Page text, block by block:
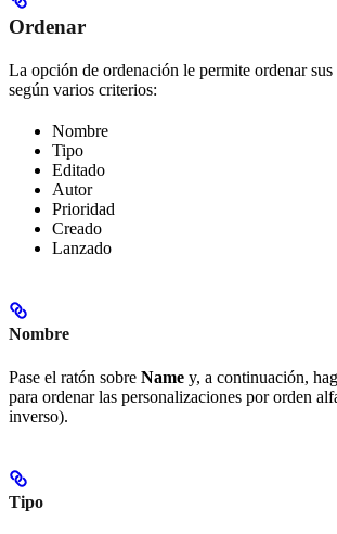
Ordenar
La opción de ordenación le permite ordenar sus
según varios criterios:
Nombre
Tipo
Editado
Autor
Prioridad
Creado
Lanzado
Nombre
Pase el ratón sobre Name y, a continuación,
para ordenar las personalizaciones por orden
inverso).
Tipo